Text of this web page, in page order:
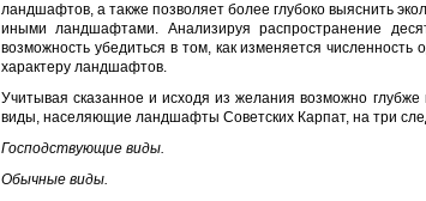
ландшафтов, а также позволяет более глубоко выяснить
иными ландшафтами. Анализируя распространение
возможность убедиться в том, как изменяется
характеру ландшафтов.
Учитывая сказанное и исходя из желания возможно
виды, населяющие ландшафты Советских Карпат, на три
Господствующие виды.
Обычные виды.